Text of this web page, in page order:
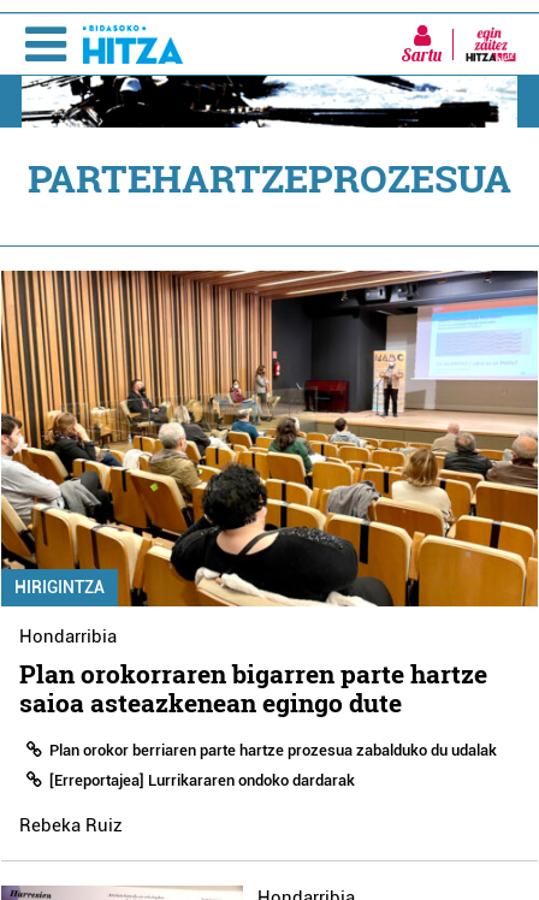
Sartu
PARTEHARTZEPROZESUA
HIRIGINTZA
Hondarribia
Plan orokorraren bigarren parte hartze
saioa asteazkenean egingo dute
Plan orokor berriaren parte hartze prozesua zabalduko du udalak
[Erreportajea] Lurrikararen ondoko dardarak
Rebeka Ruiz